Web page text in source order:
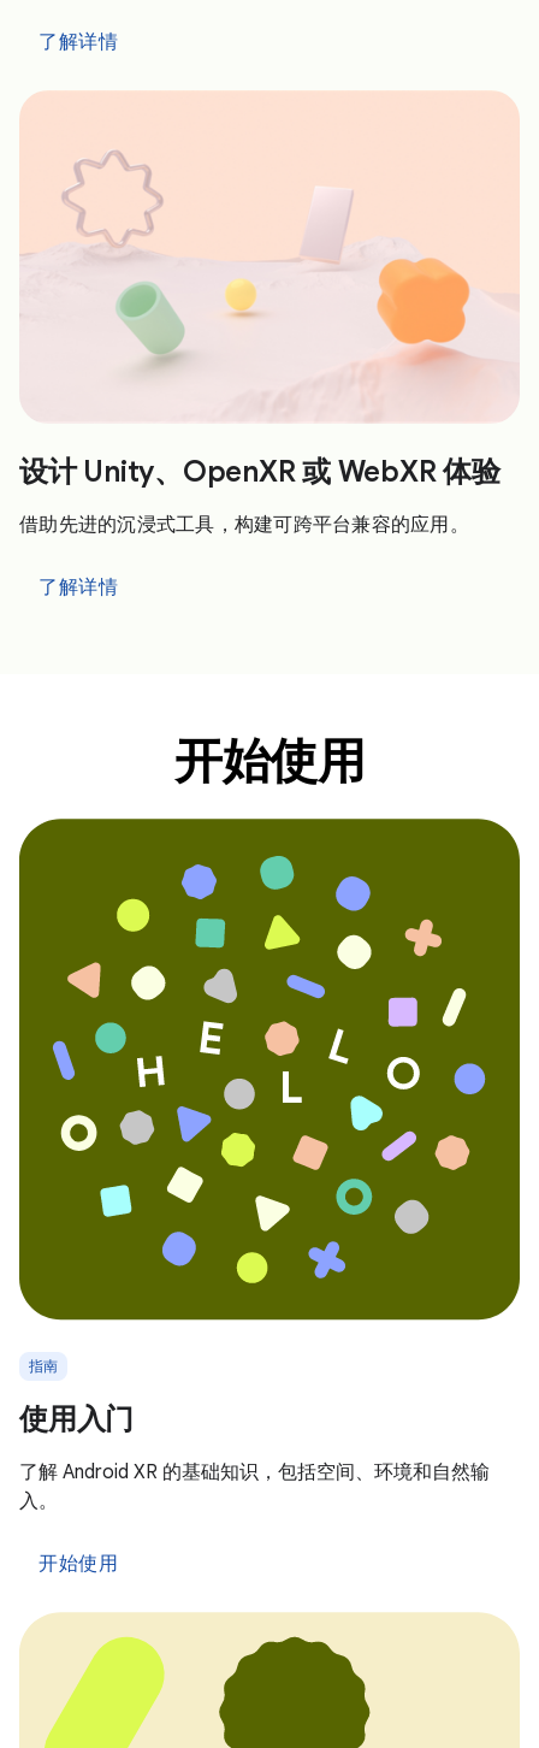
了解详情
设计 Unity、OpenXR 或 WebXR 体验
借助先进的沉浸式工具，构建可跨平台兼容的应用。
了解详情
开始使用
指南
使用入门
了解 Android XR 的基础知识，包括空间、环境和自然输
入。
开始使用